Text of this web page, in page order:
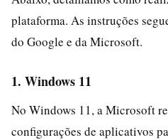
plataforma. As instruções
do Google e da Microsoft.
1. Windows 11
No Windows 11, a Microsoft
configurações de aplicativos